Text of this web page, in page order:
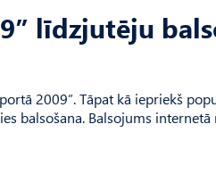
līdzjutēju
2009”. Tāpat kā iepriekš
balsošana. Balsojums internetā